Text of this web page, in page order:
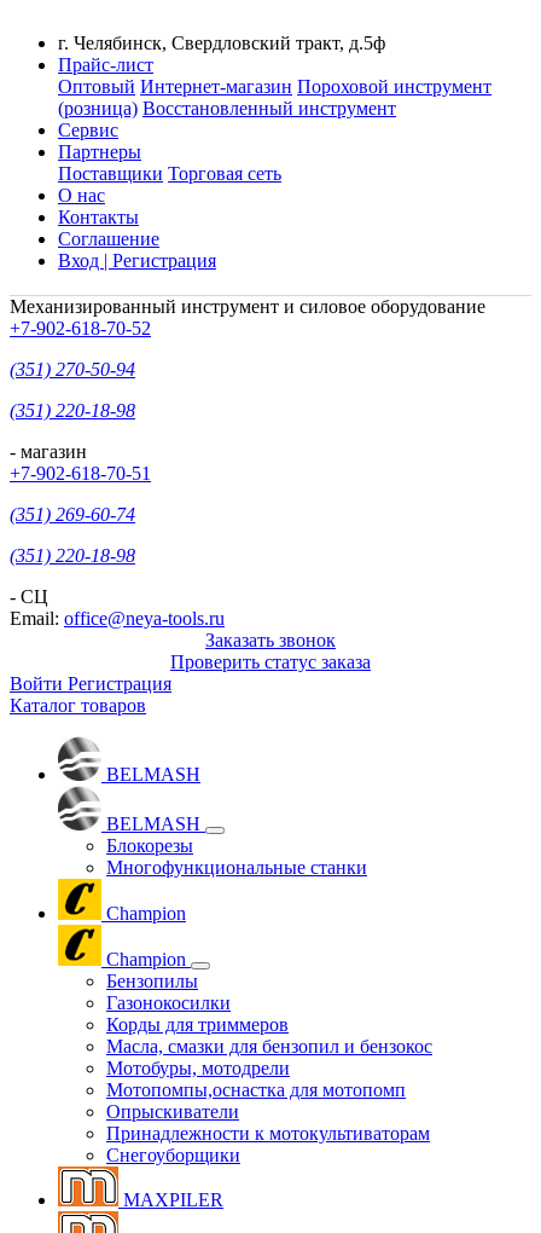
г. Челябинск, Свердловский тракт, д.5ф
Прайс-лист
Оптовый Интернет-магазин Пороховой инструмент
(розница) Восстановленный инструмент
Сервис
Партнеры
Поставщики Торговая сеть
О нас
Контакты
Соглашение
Вход | Регистрация
Механизированный инструмент и силовое оборудование
+7-902-618-70-52
(351) 270-50-94
(351) 220-18-98
- магазин
+7-902-618-70-51
(351) 269-60-74
(351) 220-18-98
- СЦ
Email: office@neya-tools.ru
Заказать звонок
Проверить статус заказа
Войти Регистрация
Каталог товаров
BELMASH
BELMASH
Блокорезы
Многофункциональные станки
Champion
Champion
Бензопилы
Газонокосилки
Корды для триммеров
Масла, смазки для бензопил и бензокос
Мотобуры, мотодрели
Мотопомпы,оснастка для мотопомп
Опрыскиватели
Принадлежности к мотокультиваторам
Снегоуборщики
MAXPILER